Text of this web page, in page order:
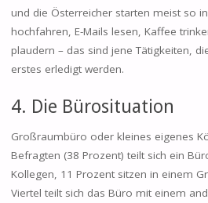
und die Österreicher starten meist so
hochfahren, E-Mails lesen, Kaffee
plaudern – das sind jene Tätigkeiten,
erstes erledigt werden.
4. Die Bürosituation
Großraumbüro oder kleines eigenes
Befragten (38 Prozent) teilt sich ein
Kollegen, 11 Prozent sitzen in einem
Viertel teilt sich das Büro mit einem